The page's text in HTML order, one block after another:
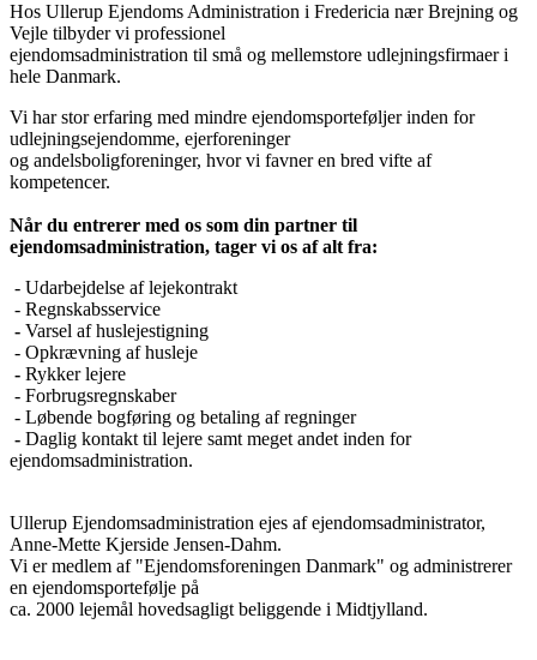
Hos Ullerup Ejendoms Administration i Fredericia nær Brejning og
Vejle tilbyder vi professionel
ejendomsadministration til små og mellemstore udlejningsfirmaer i
hele Danmark.
Vi har stor erfaring med mindre ejendomsporteføljer inden for
udlejningsejendomme, ejerforeninger
og andelsboligforeninger, hvor vi favner en bred vifte af
kompetencer.
Når du entrerer med os som din partner til
ejendomsadministration, tager vi os af alt fra:
- Udarbejdelse af lejekontrakt
- Regnskabsservice
- ​Varsel af huslejestigning
- ​Opkrævning af husleje
- Rykker lejere
- ​Forbrugsregnskaber
- ​Løbende bogføring og betaling af regninger
- Daglig kontakt til lejere samt meget andet inden for
ejendomsadministration.​
Ullerup Ejendomsadministration ejes af ejendomsadministrator,
Anne-Mette Kjerside Jensen-Dahm.
Vi er medlem af "Ejendomsforeningen Danmark" og administrerer
en ejendomsportefølje på
ca. 2000 lejemål hovedsagligt beliggende i Midtjylland.